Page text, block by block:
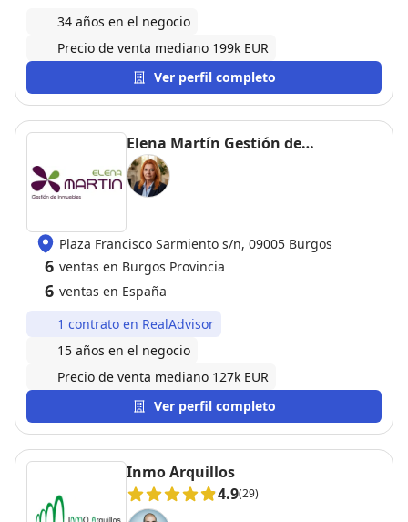
34 años en el negocio
Precio de venta mediano 199k EUR
Ver perfil completo
Elena Martín Gestión de
Inmuebles
Plaza Francisco Sarmiento s/n, 09005 Burgos
6 ventas en Burgos Provincia
6 ventas en España
1 contrato en RealAdvisor
15 años en el negocio
Precio de venta mediano 127k EUR
Ver perfil completo
Inmo Arquillos
4.9(29)